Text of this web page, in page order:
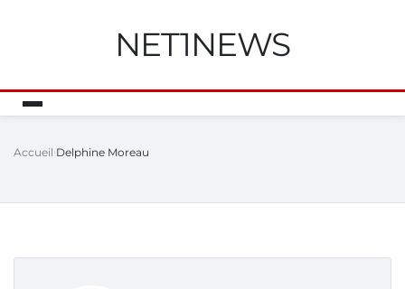
NET1NEWS
Accueil Delphine Moreau